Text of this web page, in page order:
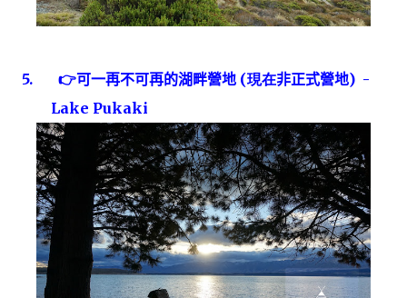
5. 👉可一再不可再的湖畔營地 (現在非正式營地) -
Lake Pukaki